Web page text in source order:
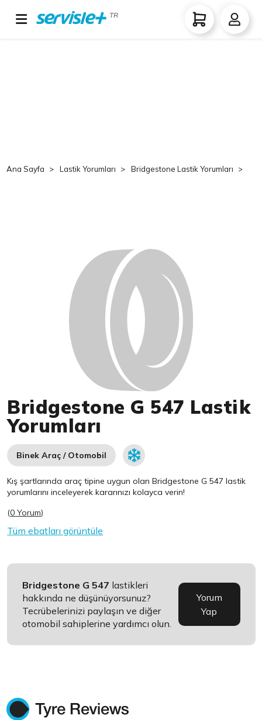
TR
Ana Sayfa Lastik Yorumları Bridgestone Lastik Yorumları
Bridgestone G 547 Lastik
Yorumları
Binek Araç / Otomobil
Kış şartlarında araç tipine uygun olanBridgestone G 547 lastik
yorumlarını inceleyerek kararınızı kolayca verin!
(0 Yorum)
Tüm ebatları görüntüle
Bridgestone G 547 lastikleri
hakkında ne düşünüyorsunuz?
Tecrübelerinizi paylaşın ve diğer
otomobil sahiplerine yardımcı olun.
Yorum
Yap